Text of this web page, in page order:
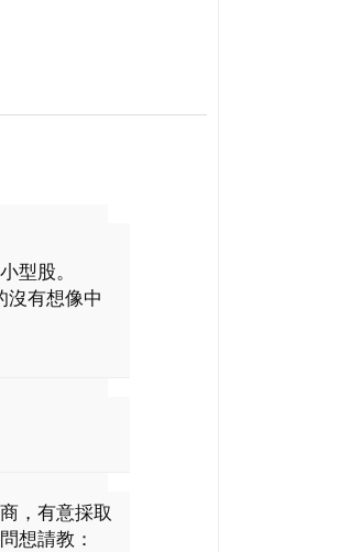
型股。
沒有想像中
，有意採取
想請教：